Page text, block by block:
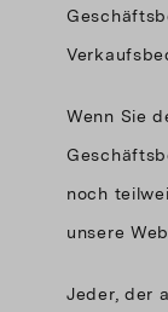
Wenn Sie
noch
unsere
Jeder, der